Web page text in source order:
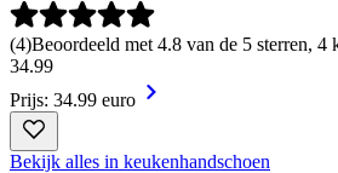
(4)Beoordeeld met 4.8 van de 5 sterren, 4
34.99
Prijs: 34.99 euro
Bekijk alles in keukenhandschoen